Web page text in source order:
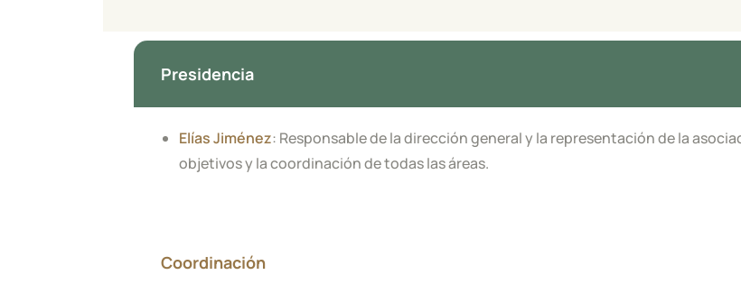
Presidencia
Elías Jiménez: Responsable de la dirección general y la representación de la
objetivos y la coordinación de todas las áreas.
Coordinación